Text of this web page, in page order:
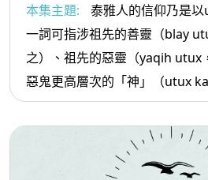
本集主題:
泰雅人的信仰乃是
一詞可指涉祖先的善靈（blay
之）、祖先的惡靈（yaqih utux
惡鬼更高層次的「神」（utux